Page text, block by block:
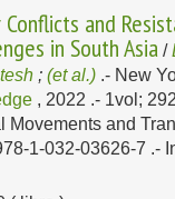
and
in South Asia /
; (et al.) .- New
, 2022 .- 1vol;
Movements and
1-032-03626-7 .-